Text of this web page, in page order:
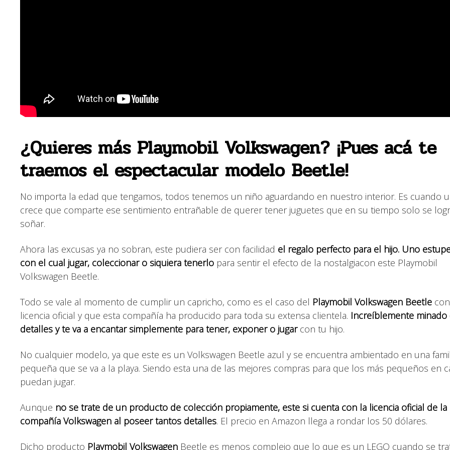
¿Quieres más Playmobil Volkswagen? ¡Pues acá te
traemos el espectacular modelo Beetle!
No importa la edad que tengamos, todos tenemos un niño aguardando en nuestro interior. Es cuando
crece que comparte ese sentimiento entrañable de querer tener juguetes que en su tiempo solo se
soñar.
Ahora las excusas ya no sobran, este pudiera ser con facilidad el regalo perfecto para el hijo. Uno
con el cual jugar, coleccionar o siquiera tenerlo para sentir el efecto de la nostalgiacon este Playmobil
Volkswagen Beetle.
Todo se vale al momento de cumplir un capricho, como es el caso del Playmobil Volkswagen Beetle
licencia oficial y que esta compañía ha producido para toda su extensa clientela. Increíblemente minado
detalles y te va a encantar simplemente para tener, exponer o jugarcon tu hijo.
No cualquier modelo, ya que este es un Volkswagen Beetle azul y se encuentra ambientado en una
pequeña que se va a la playa. Siendo esta una de las mejores compras para que los más pequeños en
puedan jugar.
Aunque no se trate de un producto de colección propiamente, este si cuenta con la licencia oficial de la
compañía Volkswagen al poseer tantos detalles. El precio en Amazon llega a rondar los 50 dólares.
Dicho producto Playmobil Volkswagen Beetle es menos complejo que lo que es un LEGO cuando se